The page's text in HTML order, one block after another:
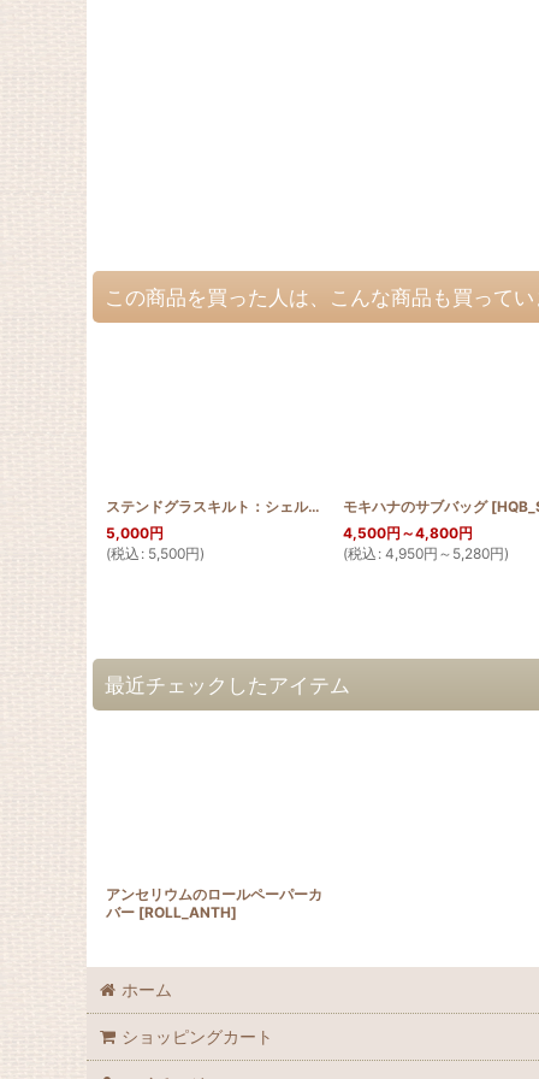
この商品を買った人は、こんな商品も買って
ステンドグラスキルト：シェルのミニラウンドバッグ [
5,000円
(税込 : 5,500円)
モキハナのサブバッグ [
4,500円 ～4,800円
(税込 : 4,950円 ～5,280円)
最近チェックしたアイテム
アンセリウムのロールペーパーカ
バー [ROLL_ANTH]
ホーム
ショッピングカート